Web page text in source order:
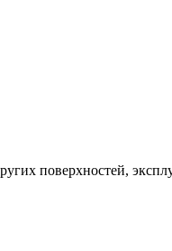
поверхностей,